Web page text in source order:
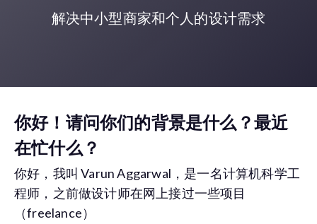
解决中小型商家和个人的设计需求
你好！请问你们的背景是什么？最近
在忙什么？
你好，我叫 Varun Aggarwal，是一名计算机科学工
程师，之前做设计师在网上接过一些项目
（freelance）